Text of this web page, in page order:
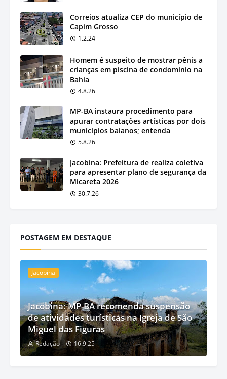
Correios atualiza CEP do município de
Capim Grosso
1.2.24
Homem é suspeito de mostrar pênis a
crianças em piscina de condomínio na
Bahia
4.8.26
MP-BA instaura procedimento para
apurar contratações artísticas por dois
municípios baianos; entenda
5.8.26
Jacobina: Prefeitura de realiza coletiva
para apresentar plano de segurança da
Micareta 2026
30.7.26
POSTAGEM EM DESTAQUE
Jacobina
Jacobina: MP-BA recomenda suspensão
de atividades turísticas na Igreja de São
Miguel das Figuras
Redação 16.9.25